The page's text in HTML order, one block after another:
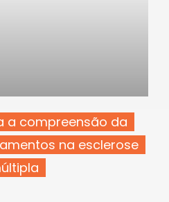
a compreensão da
na esclerose